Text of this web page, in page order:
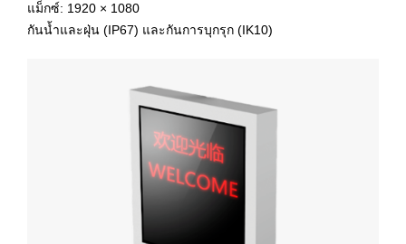
แม็กซ์: 1920 × 1080
กันน้ำและฝุ่น (IP67) และกันการบุกรุก (IK10)